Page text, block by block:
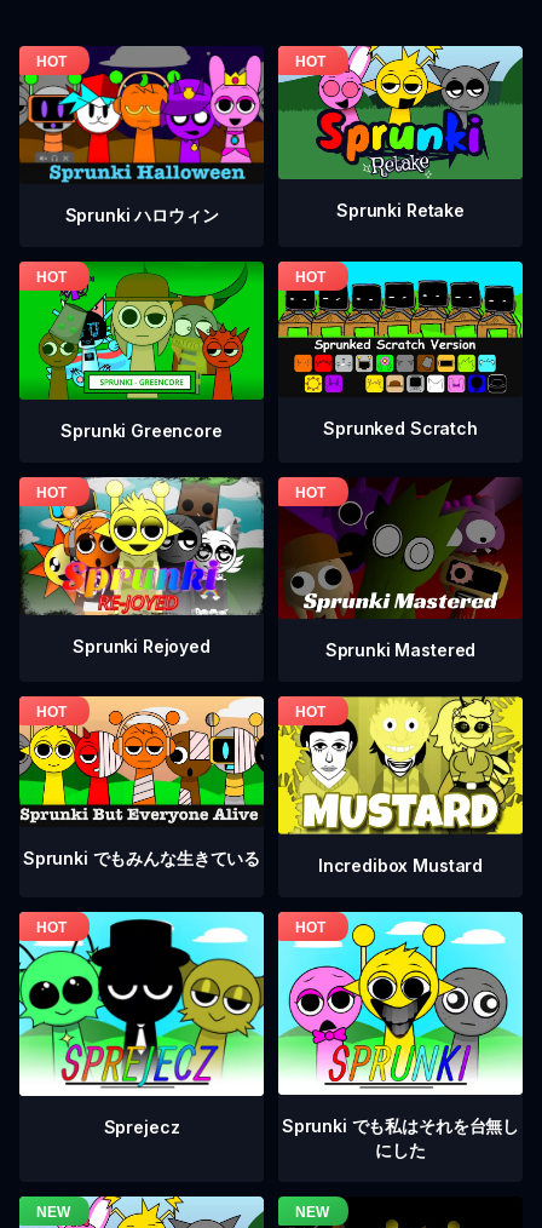
Sprunki ハロウィン Sprunki Retake
Sprunki Greencore Sprunked Scratch
Sprunki Rejoyed Sprunki Mastered
Sprunki でもみんな生きている Incredibox Mustard
Sprejecz
Sprunki でも私はそれを台無し
にした